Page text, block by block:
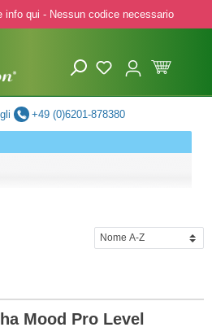
qui - Nessun codice necessario
+49 (0)6201-878380
Mood Pro Level